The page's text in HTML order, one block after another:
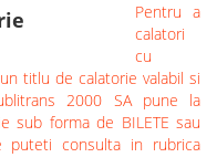
Pentru a
calatori
cu
titlu de calatorie valabil si
2000 SA pune la
sub forma de BILETE sau
puteti consulta in rubrica